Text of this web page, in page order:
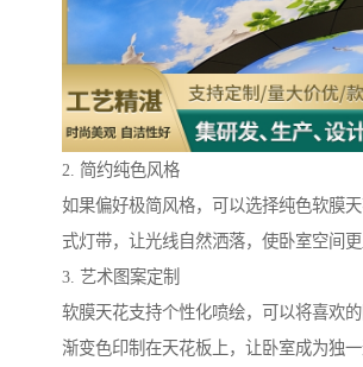
2. 简约纯色风格
如果偏好极简风格，可以选择纯色软膜
式灯带，让光线自然洒落，使卧室空间更
3. 艺术图案定制
软膜天花支持个性化喷绘，可以将喜欢
渐变色印制在天花板上，让卧室成为独